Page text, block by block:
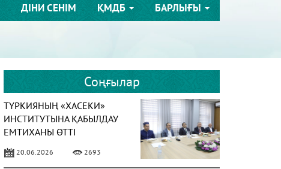
ДІНИ СЕНІМ ҚМДБ БАРЛЫҒЫ
Соңғылар
ТҮРКИЯНЫҢ «ХАСЕКИ»
ИНСТИТУТЫНА ҚАБЫЛДАУ
ЕМТИХАНЫ ӨТТІ
20.06.2026 2693